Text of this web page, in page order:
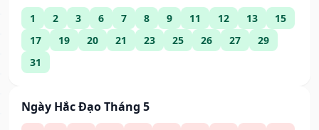
1 2 3 6 7 8 9 11 12 13
15
17
19 20 21 23 25 26 27
29
31
Ngày Hắc Đạo Tháng 5